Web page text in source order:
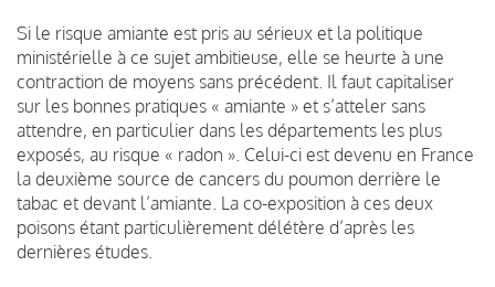
Si le risque amiante est pris au sérieux et la politique
ministérielle à ce sujet ambitieuse, elle se heurte à une
contraction de moyens sans précédent. Il faut capitaliser
sur les bonnes pratiques « amiante » et s’atteler sans
attendre, en particulier dans les départements les plus
exposés, au risque « radon ». Celui-ci est devenu en France
la deuxième source de cancers du poumon derrière le
tabac et devant l’amiante. La co-exposition à ces deux
poisons étant particulièrement délétère d’après les
dernières études.